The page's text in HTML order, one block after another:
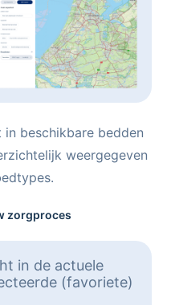
beschikbare bedden
weergegeven
zorgproces
in de actuele
(favoriete)